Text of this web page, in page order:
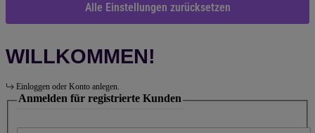
Alle Einstellungen zurücksetzen
WILLKOMMEN!
Einloggen oder Konto anlegen.
Anmelden für registrierte Kunden